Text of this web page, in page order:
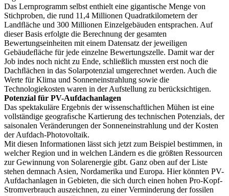
Das Lernprogramm selbst enthielt eine gigantische Menge von
Stichproben, die rund 11,4 Millionen Quadratkilometern der
Landﬂäche und 300 Millionen Einzelgebäuden entsprachen. Auf
dieser Basis erfolgte die Berechnung der gesamten
Bewertungseinheiten mit einem Datensatz der jeweiligen
Gebäudeﬂäche für jede einzelne Bewertungszelle. Damit war der
Job indes noch nicht zu Ende, schließlich mussten erst noch die
Dachﬂächen in das Solarpotenzial umgerechnet werden. Auch die
Werte für Klima und Sonneneinstrahlung sowie die
Technologiekosten waren in der Aufstellung zu berücksichtigen.
Potenzial für PV-Aufdachanlagen
Das spektakuläre Ergebnis der wissenschaftlichen Mühen ist eine
vollständige geograﬁsche Kartierung des technischen Potenzials, der
saisonalen Veränderungen der Sonneneinstrahlung und der Kosten
der Aufdach-Photovoltaik.
Mit diesen Informationen lässt sich jetzt zum Beispiel bestimmen, in
welcher Region und in welchen Ländern es die größten Ressourcen
zur Gewinnung von Solarenergie gibt. Ganz oben auf der Liste
stehen demnach Asien, Nordamerika und Europa. Hier könnten PV-
Aufdachanlagen in Gebieten, die sich durch einen hohen Pro-Kopf-
Stromverbrauch auszeichnen, zu einer Verminderung der fossilen